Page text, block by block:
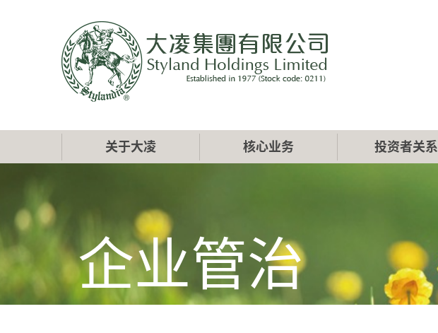
Main
navigation
关于大凌 核心业务 投资者关系
企业管治